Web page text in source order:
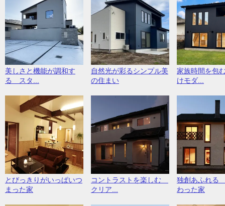
美しさと機能が調和す
る スタ...
自然光が彩るシンプル美
の住まい
家族時間を包
けモダ...
とびっきりがいっぱいつ
まった家
コントラストを楽しむ
クリア...
独創あふれる
わった家